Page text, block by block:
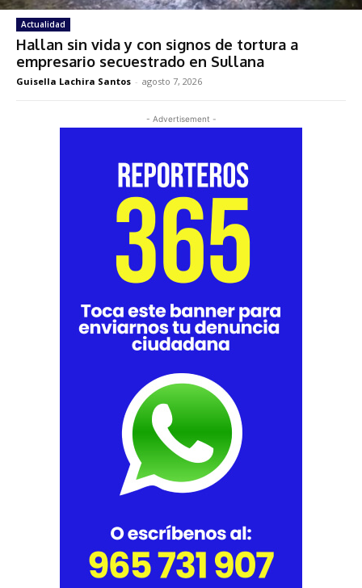
Actualidad
Hallan sin vida y con signos de tortura a
empresario secuestrado en Sullana
Guisella Lachira Santos - agosto 7, 2026
- Advertisement -